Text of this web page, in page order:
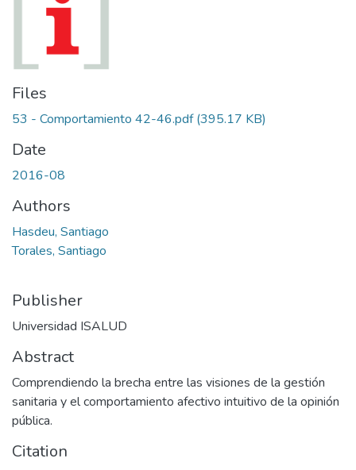
Files
53 - Comportamiento 42-46.pdf(395.17 KB)
Date
2016-08
Authors
Hasdeu, Santiago
Torales, Santiago
Publisher
Universidad ISALUD
Abstract
Comprendiendo la brecha entre las visiones de la gestión
sanitaria y el comportamiento afectivo intuitivo de la opinión
pública.
Citation